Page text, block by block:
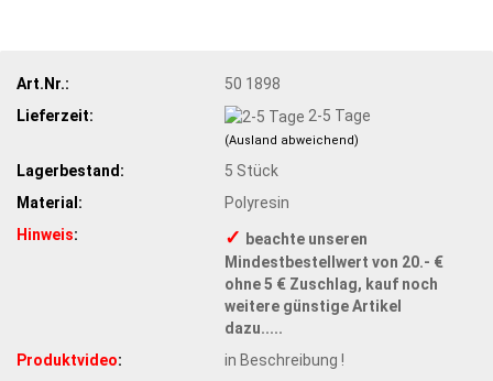
Art.Nr.:
50 1898
Lieferzeit:
2-5 Tage
(Ausland abweichend)
Lagerbestand: 5 Stück
Material:
Polyresin
Hinweis: ✓ beachte unseren
Mindestbestellwert von 20.- €
ohne 5 € Zuschlag, kauf noch
weitere günstige Artikel
dazu.....
Produktvideo:
in Beschreibung !